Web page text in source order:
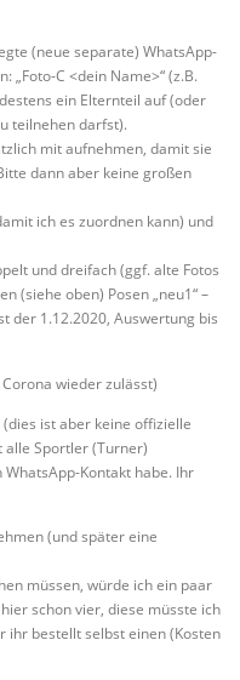
(neue separate) WhatsApp-
C <dein Name>“ (z.B.
ein Elternteil auf (oder
teilnehen darfst).
mit aufnehmen, damit sie
dann aber keine großen
ich es zuordnen kann) und
und dreifach (ggf. alte Fotos
(siehe oben) Posen „neu1“ –
der 1.12.2020, Auswertung bis
wieder zulässt)
ist aber keine offizielle
alle Sportler (Turner)
Kontakt habe. Ihr
(und später eine
müssen, würde ich ein paar
schon vier, diese müsste ich
ihr bestellt selbst einen (Kosten